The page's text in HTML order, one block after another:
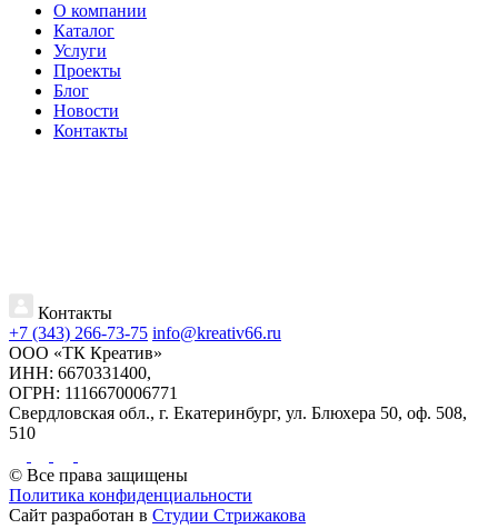
О компании
Каталог
Услуги
Проекты
Блог
Новости
Контакты
Контакты
+7 (343) 266-73-75 info@kreativ66.ru
ООО «ТК Креатив»
ИНН: 6670331400,
ОГРН: 1116670006771
Свердловская обл., г. Екатеринбург, ул. Блюхера 50, оф. 508,
510
© Все права защищены
Политика конфиденциальности
Сайт разработан в Студии Стрижакова